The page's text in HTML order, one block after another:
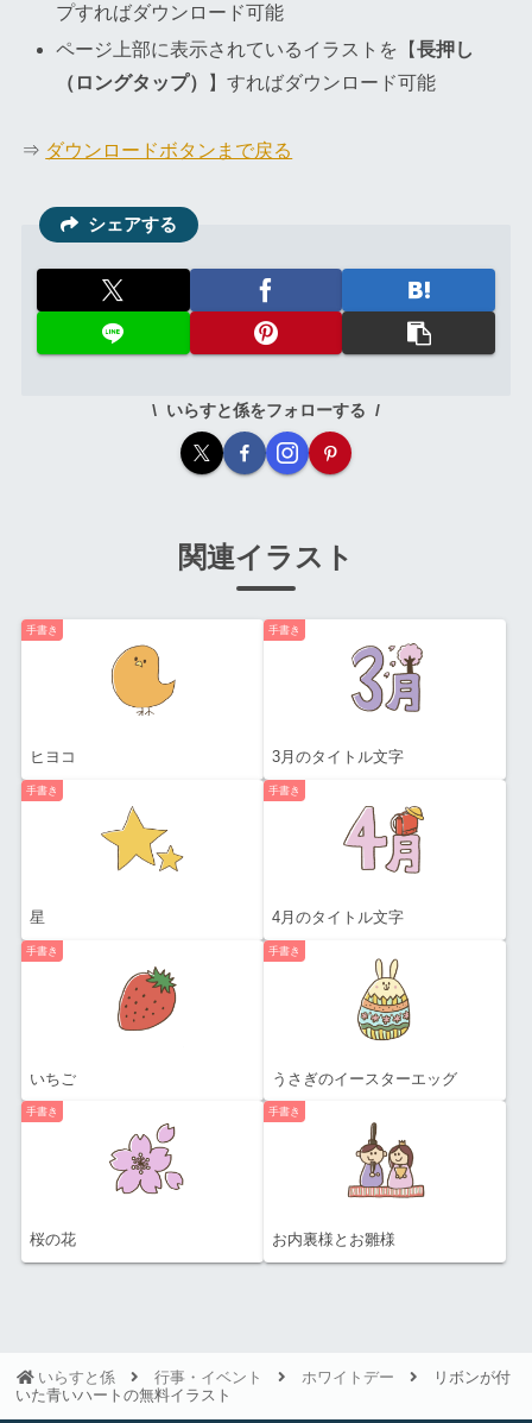
プすればダウンロード可能
ページ上部に表示されているイラストを【長押し
（ロングタップ）
】すればダウンロード可能
⇒ ダウンロードボタンまで戻る
シェアする
いらすと係をフォローする
関連イラスト
手書き
ヒヨコ
手書き
3月のタイトル文字
手書き
星
手書き
4月のタイトル文字
手書き
いちご
手書き
うさぎのイースターエッグ
手書き
桜の花
手書き
お内裏様とお雛様
いらすと係 行事・イベント ホワイトデー
リボンが付
いた青いハートの無料イラスト